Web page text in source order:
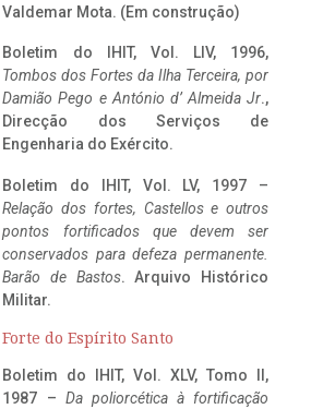
Valdemar Mota. (Em construção)
Boletim do IHIT, Vol. LIV, 1996,
Tombos dos Fortes da Ilha Terceira, por
Damião Pego e António d’ Almeida Jr.,
Direcção dos Serviços de
Engenharia do Exército.
Boletim do IHIT, Vol. LV, 1997 –
Relação dos fortes, Castellos e outros
pontos fortificados que devem ser
conservados para defeza permanente.
Barão de Bastos. Arquivo Histórico
Militar.
Forte do Espírito Santo
Boletim do IHIT, Vol. XLV, Tomo II,
1987 – Da poliorcética à fortificação